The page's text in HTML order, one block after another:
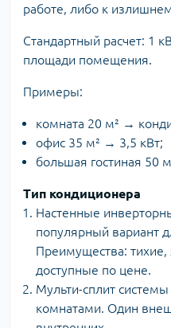
работе, либо к
Стандартный расчет: 1
площади помещения.
Примеры:
комната 20 м² →
офис 35 м² → 3,5 кВт;
большая гостиная 50
Тип кондиционера
Настенные
популярный вариант
Преимущества:
доступные по цене.
Мульти-сплит
комнатами. Один